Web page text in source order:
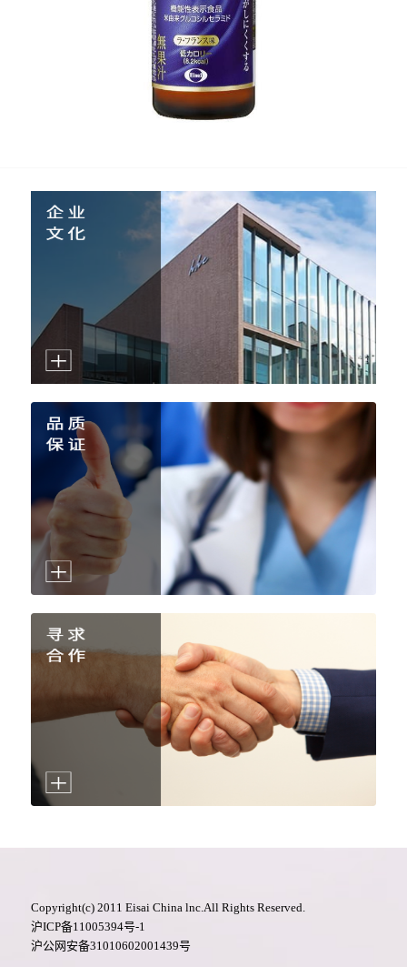
Copyright(c) 2011 Eisai China lnc.All Rights Reserved.
沪ICP备11005394号-1
沪公网安备31010602001439号